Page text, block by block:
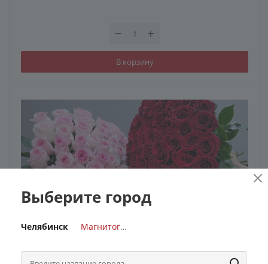
В корзину
Выберите город
Челябинск Магнитогорск